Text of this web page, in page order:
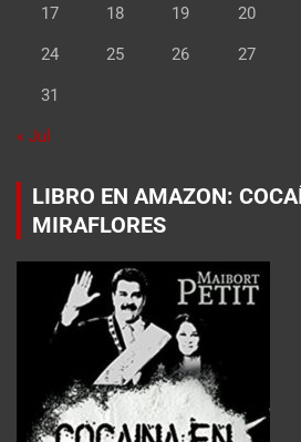
17 18 19 20
24 25 26 27
31
« Jul
LIBRO EN AMAZON:
MIRAFLORES